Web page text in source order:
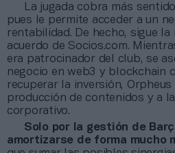
La jugada cobra más
pues le permite acceder a un
rentabilidad. De hecho, sigue la
acuerdo de Socios.com.
era patrocinador del club, se
negocio en web3 y blockchain
recuperar la inversión, Orpheus
producción de contenidos y a
corporativo.
Solo por la gestión de
amortizarse de forma mucho